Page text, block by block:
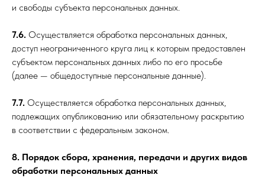
и свободы субъекта персональных данных.
7.6. Осуществляется обработка персональных данных,
доступ неограниченного круга лиц к которым предоставлен
субъектом персональных данных либо по его просьбе
(далее — общедоступные персональные данные).
7.7. Осуществляется обработка персональных данных,
подлежащих опубликованию или обязательному раскрытию
в соответствии с федеральным законом.
8. Порядок сбора, хранения, передачи и других видов
обработки персональных данных